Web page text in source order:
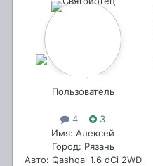
Пользователь
4
3
Имя: Алексей
Город: Рязань
Авто: Qashqai 1.6 dCi 2WD